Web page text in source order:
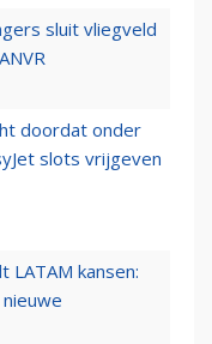
sluit vliegveld
doordat onder
slots vrijgeven
LATAM kansen: